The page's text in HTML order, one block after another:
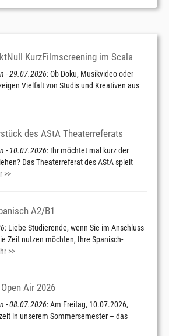
KurzFilmscreening im Scala
- 29.07.2026: Ob Doku, Musikvideo oder
Vielfalt von Studis und Kreativen aus
des AStA Theaterreferats
- 10.07.2026: Ihr möchtet mal kurz der
Das Theaterreferat des AStA spielt
>>
A2/B1
: Liebe Studierende, wenn Sie im Anschluss
Zeit nutzen möchten, Ihre Spanisch-
>>
Air 2026
- 08.07.2026: Am Freitag, 10.07.2026,
in unserem Sommersemester – das